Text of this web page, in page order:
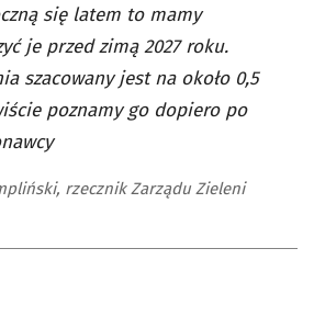
się latem to mamy
je przed zimą 2027 roku.
szacowany jest na około 0,5
poznamy go dopiero po
rzecznik Zarządu Zieleni